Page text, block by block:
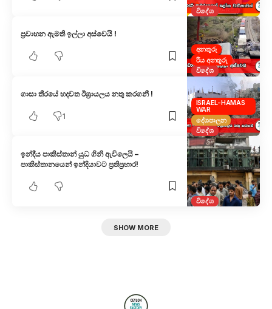
විදේශ
අනතුරු
රිය අනතුරු
විදේශ
ප්‍රවාහන ඇමති ඉල්ලා අස්වෙයි !
ISRAEL-HAMAS
WAR
දේශපාලන
විදේශ
ගාසා තීරයේ හදවත ඊශ්‍රායලය නතු කරගනී !
1
විදේශ
ඉන්දීය පාකිස්තාන් යුධ ගිනි ඇවිලෙයි –
පාකිස්තානයෙන් ඉන්දියාවට ප්‍රතිප්‍රහාර!
SHOW MORE